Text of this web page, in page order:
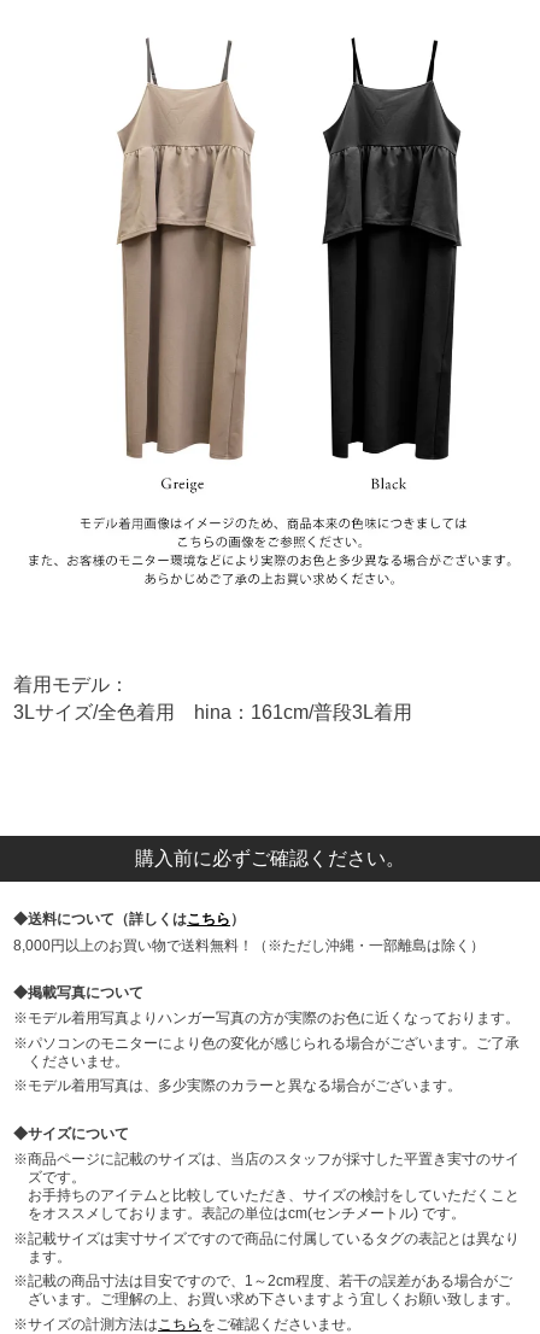
着用モデル：
3Lサイズ/全色着用 hina：161cm/普段3L着用
購入前に必ずご確認ください。
送料について（詳しくはこちら ）
8,000円以上のお買い物で送料無料！（※ただし沖縄・一部離島は除く）
掲載写真について
モデル着用写真よりハンガー写真の方が実際のお色に近くなっております。
パソコンのモニターにより色の変化が感じられる場合がございます。ご了承
くださいませ。
モデル着用写真は、多少実際のカラーと異なる場合がございます。
サイズについて
商品ページに記載のサイズは、当店のスタッフが採寸した平置き実寸のサイ
ズです。
お手持ちのアイテムと比較していただき、サイズの検討をしていただくこと
をオススメしております。表記の単位はcm(センチメートル) です。
記載サイズは実寸サイズですので商品に付属しているタグの表記とは異なり
ます。
記載の商品寸法は目安ですので、1～2cm程度、若干の誤差がある場合がご
ざいます。ご理解の上、お買い求め下さいますよう宜しくお願い致します。
サイズの計測方法はこちら をご確認くださいませ。